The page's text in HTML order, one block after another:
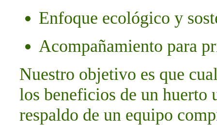
Enfoque ecológico y
Acompañamiento para
Nuestro objetivo es que
los beneficios de un huerto
respaldo de un equipo